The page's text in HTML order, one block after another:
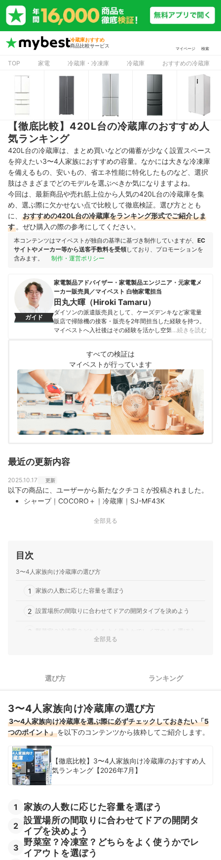
冷蔵庫おすすめ
商品比較サービス
マイページ 検索
TOP 家電 冷蔵庫・冷凍庫 冷蔵庫 おすすめの冷蔵庫
【徹底比較】420L台の冷蔵庫のおすすめ人
気ランキング
420L台の冷蔵庫は、まとめ買いなどの備蓄が少なく設置スペース
を抑えたい3〜4人家族におすすめの容量。なかには大きな冷凍庫
を備えるもの、安いもの、省エネ性能に特化したものなど、選択
肢はさまざまでどのモデルを選ぶべきか気になりますよね。
今回は、最新商品や売れ筋上位から人気の420L台の冷蔵庫を集
め、選ぶ際に欠かせない点で比較して徹底検証。選び方ととも
に、
おすすめの420L台の冷蔵庫をランキング形式でご紹介しま
す 。ぜひ購入の際の参考にしてください。
本コンテンツはマイベストが独自の基準に基づき制作していますが、 EC
サイトやメーカー等から送客手数料を受領しており、プロモーションを
含みます。
制作・運営ポリシー
ガイド
家電製品アドバイザー・家電製品エンジニア・元家電メ
ーカー販売員／マイベスト 白物家電担当
田丸大暉（Hiroki Tamaru）
ダイソンの派遣販売員として、ケーズデンキなど家電量
販店で掃除機の接客・販売を2年間担当した経験を持つ。
マイベストへ入社後はその経験を活かし空気清浄機・除
ガイドを担当し、日立やシャープ、パナソニックなどの
総合家電メーカーから、ダイニチ工業・Sharkなどの専門
メーカーまで、150以上の家電製品を比較検証してきた。
毎日使う家電製品だからこそ、本当によい商品を誰もが
簡単に選べるように、性能はもちろん省エネ性能やお手
入れのしやすさまでひとつひとつ丁寧に確認しながらコ
ンテンツ制作を行う。
田丸大暉（Hiroki Tamaru）のプロフィール
…続きを読む
すべての検証は
マイベストが行っています
最近の更新内容
2025.10.17 更新
以下の商品に、ユーザーから新たなクチコミが投稿されました。
シャープ｜COCORO＋｜冷蔵庫｜SJ-MF43K
全部見る
目次
3〜4人家族向け冷蔵庫の選び方
1 家族の人数に応じた容量を選ぼう
2 設置場所の間取りに合わせてドアの開閉タイプを決めよう
3 野菜室？冷凍室？どちらをよく使うかでレイアウトを選ぼう
420L台の冷蔵庫全5商品おすすめ人気ランキング
売れ筋の人気420L台の冷蔵庫全3商品を徹底比較！
420L台の冷蔵庫の売れ筋ランキングもチェック！
全部見る
選び方 ランキング
3〜4人家族向け冷蔵庫の選び方
3〜4人家族向け冷蔵庫を選ぶ際に必ずチェックしておきたい「5
つのポイント」を以下のコンテンツから抜粋してご紹介します。
【徹底比較】3〜4人家族向け冷蔵庫のおすすめ人
気ランキング【2026年7月】
1 家族の人数に応じた容量を選ぼう
2
設置場所の間取りに合わせてドアの開閉タ
イプを決めよう
3
野菜室？冷凍室？どちらをよく使うかでレ
イアウトを選ぼう